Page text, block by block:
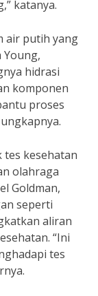
katanya.
air putih yang
Young,
hidrasi
komponen
proses
kesehatan
olahraga
Goldman,
seperti
aliran
“Ini
tes